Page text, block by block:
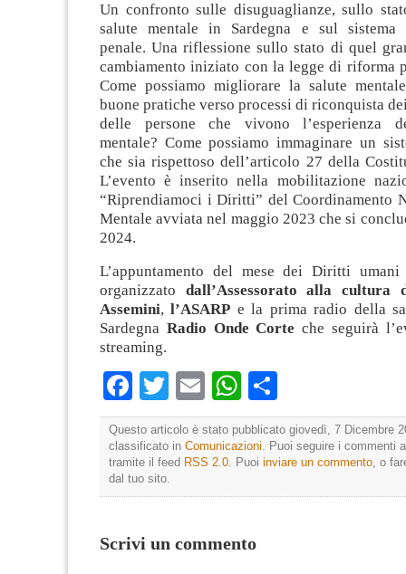
Un confronto sulle disuguaglianze, sullo
salute mentale in Sardegna e sul sistema
penale. Una riflessione sullo stato di quel
cambiamento iniziato con la legge di riforma
Come possiamo migliorare la salute
buone pratiche verso processi di riconquista
delle persone che vivono l’esperienza
mentale? Come possiamo immaginare un
che sia rispettoso dell’articolo 27 della
L’evento è inserito nella mobilitazione
“Riprendiamoci i Diritti” del Coordinamento
Mentale avviata nel maggio 2023 che si
2024.
L’appuntamento del mese dei Diritti
organizzato dall’Assessorato alla cultura
Assemini,l’ASARP e la prima radio della
Sardegna Radio Onde Corte che seguirà
streaming.
Facebook
TwitterEmailWhatsApp
Questo articolo è stato pubblicato giovedì, 7 Dicembre
classificato in Comunicazioni . Puoi seguire i commenti
tramite il feed RSS 2.0 . Puoi inviare un commento , o
dal tuo sito.
Scrivi un commento